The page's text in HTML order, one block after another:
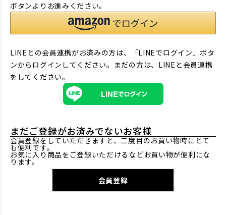
ボタンよりお進みください。
LINEとの会員連携がお済みの方は、「LINEでログイン」ボタ
ンからログインしてください。まだの方は、 LINEと会員連携
をしてください。
まだご登録がお済みでないお客様
会員登録をしていただきますと、二度目のお買い物時にとて
も便利です。
お気に入り商品をご登録いただけるなどお買い物が便利にな
ります。
会員登録